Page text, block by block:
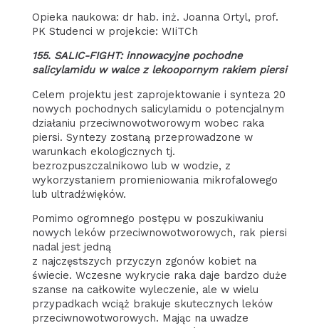
Opieka naukowa: dr hab. inż. Joanna Ortyl, prof.
PK Studenci w projekcie: WIiTCh
155. SALIC-FIGHT: innowacyjne pochodne
salicylamidu w walce z lekoopornym rakiem piersi
Celem projektu jest zaprojektowanie i synteza 20
nowych pochodnych salicylamidu o potencjalnym
działaniu przeciwnowotworowym wobec raka
piersi. Syntezy zostaną przeprowadzone w
warunkach ekologicznych tj.
bezrozpuszczalnikowo lub w wodzie, z
wykorzystaniem promieniowania mikrofalowego
lub ultradźwięków.
Pomimo ogromnego postępu w poszukiwaniu
nowych leków przeciwnowotworowych, rak piersi
nadal jest jedną
z najczęstszych przyczyn zgonów kobiet na
świecie. Wczesne wykrycie raka daje bardzo duże
szanse na całkowite wyleczenie, ale w wielu
przypadkach wciąż brakuje skutecznych leków
przeciwnowotworowych. Mając na uwadze